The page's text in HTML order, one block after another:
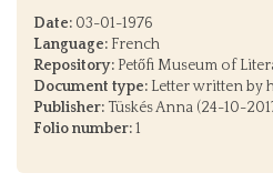
Date: 03-01-1976
Language: French
Repository: Petőfi Museum of
Document type: Letter written by
Publisher: Tüskés Anna (24-10-
Folio number:1